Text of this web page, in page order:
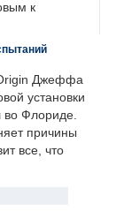
к
Джеффа
установки
во Флориде.
причины
все, что